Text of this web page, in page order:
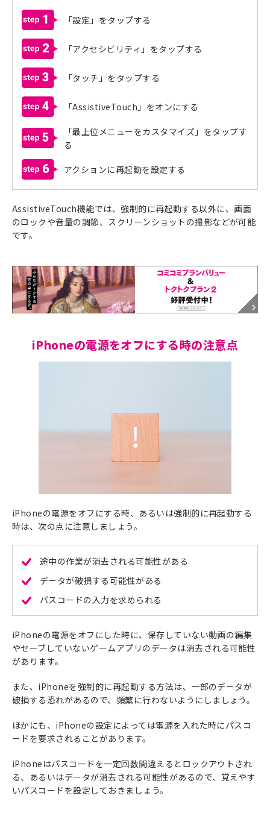
1 「設定」をタップする
2 「アクセシビリティ」をタップする
3 「タッチ」をタップする
4 「AssistiveTouch」をオンにする
5
「最上位メニューをカスタマイズ」をタップす
る
6 アクションに再起動を設定する
AssistiveTouch機能では、強制的に再起動する以外に、画面
のロックや音量の調節、スクリーンショットの撮影などが可能
です。
iPhoneの電源をオフにする時の注意点
iPhoneの電源をオフにする時、あるいは強制的に再起動する
時は、次の点に注意しましょう。
途中の作業が消去される可能性がある
データが破損する可能性がある
パスコードの入力を求められる
iPhoneの電源をオフにした時に、保存していない動画の編集
やセーブしていないゲームアプリのデータは消去される可能性
があります。
また、iPhoneを強制的に再起動する方法は、一部のデータが
破損する恐れがあるので、頻繁に行わないようにしましょう。
ほかにも、iPhoneの設定によっては電源を入れた時にパスコ
ードを要求されることがあります。
iPhoneはパスコードを一定回数間違えるとロックアウトされ
る、あるいはデータが消去される可能性があるので、覚えやす
いパスコードを設定しておきましょう。